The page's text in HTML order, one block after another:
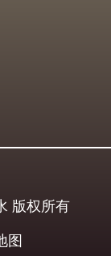
版权所有
图